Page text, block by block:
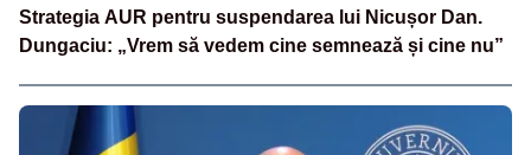
Strategia AUR pentru suspendarea lui Nicușor Dan.
Dungaciu: „Vrem să vedem cine semnează și cine nu”